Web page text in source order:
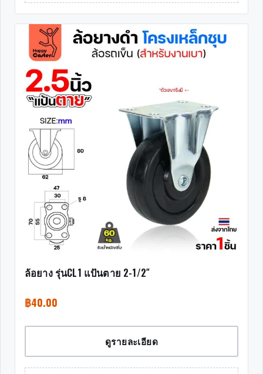
ล้อยาง รุ่นCL1 แป้นตาย 2-1/2″
฿40.00
ดูรายละเอียด